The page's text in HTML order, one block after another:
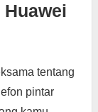
tentang
pintar